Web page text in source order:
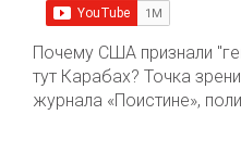
Почему США признали
тут Карабах? Точка
журнала «Поистине»,